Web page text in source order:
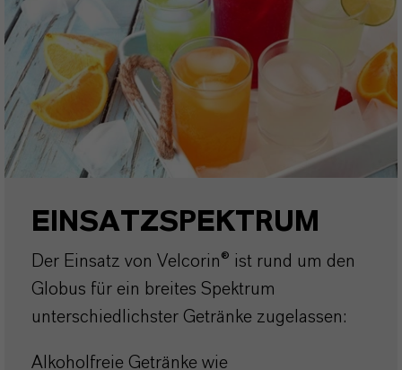
EINSATZSPEKTRUM
Der Einsatz von Velcorin® ist rund um den
Globus für ein breites Spektrum
unterschiedlichster Getränke zugelassen:
Alkoholfreie Getränke wie